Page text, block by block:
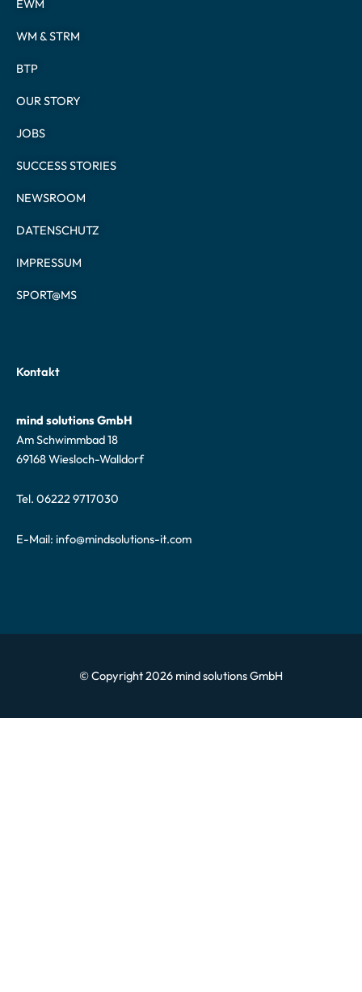
EWM
WM & STRM
BTP
OUR STORY
JOBS
SUCCESS STORIES
NEWSROOM
DATENSCHUTZ
IMPRESSUM
SPORT@MS
Kontakt
mind solutions GmbH
Am Schwimmbad 18
69168 Wiesloch-Walldorf
Tel. 06222 9717030
E-Mail: info@mindsolutions-it.com
© Copyright 2026 mind solutions GmbH